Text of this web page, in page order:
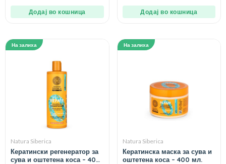
Додај во кошница Додај во кошница
На залиха
Natura Siberica
Кератински регенератор за
сува и оштетена коса – 400
На залиха
Natura Siberica
Кератинска маска за сува и
оштетена коса – 400 мл.